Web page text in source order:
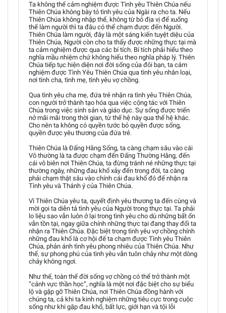
Ta không thể cảm nghiệm được Tình yêu Thiên Chúa nếu
Thiên Chúa không bày tỏ tình yêu của Ngài ra cho ta. Nếu
Thiên Chúa không nhập thể, không từ bỏ địa vị để xuống
thế làm người thì ta đâu có thể chạm được đến Người.
Thiên Chúa làm người, đây là một sáng kiến tuyệt diệu của
Thiên Chúa, Người còn cho ta thấy được những thực tại mà
ta cảm nghiệm được qua các bí tích. Bí tích phải hiểu theo
nghĩa mầu nhiệm chứ không hiểu theo nghĩa pháp lý. Thiên
Chúa tiếp tục hiện diện nơi đời sống của đôi bạn, ta cảm
nghiệm được Tình Yêu Thiên Chúa qua tình yêu nhân loại,
nơi tình cha, tình mẹ, tình yêu vợ chồng.
Qua tình yêu cha mẹ, đứa trẻ nhận ra tình yêu Thiên Chúa,
con người trở thành tạo hóa qua việc cộng tác với Thiên
Chúa trong việc sinh sản và giáo dục. Sự sống được triển
nở mãi mãi trong thời gian, từ thế hệ này qua thế hệ khác.
Cho nên ta không có quyền tước bỏ quyền được sống,
quyền được yêu thương của đứa trẻ.
Thiên Chúa là Đấng Hằng Sống, ta càng chạm sâu vào cái
Vô thường là ta được chạm đến Đấng Thường Hằng, đến
cái vô biên nơi Thiên Chúa, ta đừng tránh né những thực tại
thường ngày, những đau khổ xảy đến trong đời, ta càng
phải chạm thật sâu vào chính cái đau khổ đó để nhận ra
Tình yêu và Thánh ý của Thiên Chúa.
Vì Thiên Chúa yêu ta, quyết định yêu thương ta đến cùng và
mời gọi ta diễn tả tình yêu của Người trong thực tại. Ta phải
lo liệu sao vẫn luôn ở lại trong tình yêu cho dù những bất ổn
vẫn tồn tại, ngay giữa chính những thực tại đang thay đổi ta
nhận ra Thiên Chúa. Đặc biệt trong tình yêu vợ chồng chính
những đau khổ là cơ hội để ta chạm được Tình yêu Thiên
Chúa, phản ánh tình yêu phong nhiêu của Thiên Chúa. Như
thế, sự phong phú của tình yêu vẫn tuôn chảy như một dòng
chảy không ngơi.
Như thế, toàn thể đời sống vợ chồng có thể trở thành một
“cảnh vực thần học”, nghĩa là một nơi đặc biệt cho sự biểu
lộ và gặp gỡ Thiên Chúa, nơi Thiên Chúa đồng hành với
chúng ta, cả khi ta kinh nghiệm những tiêu cực trong cuộc
sống như khi gặp đau khổ, bất lực, giới hạn và tội lỗi